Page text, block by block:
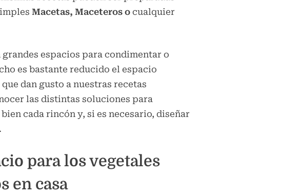
espacio
vegetales
orgánicos
Macetas, Maceteros o cualquier
espacios para condimentar o
es bastante reducido el espacio
dan gusto a nuestras recetas
las distintas soluciones para
cada rincón y, si es necesario, diseñar
para los vegetales
en casa